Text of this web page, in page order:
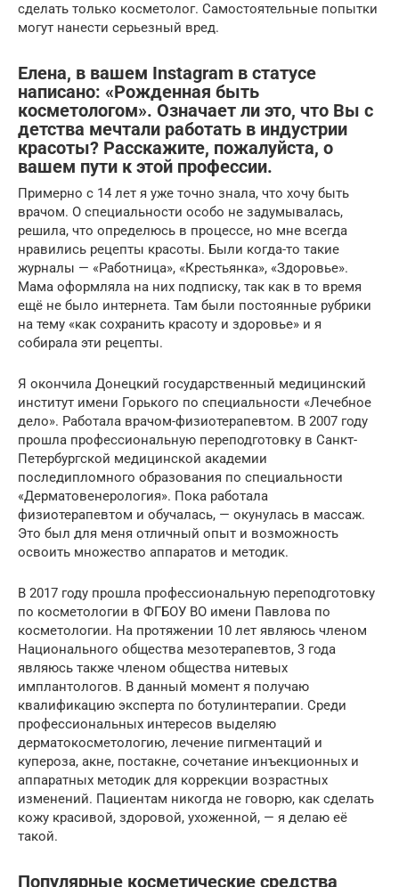
сделать только косметолог. Самостоятельные попытки
могут нанести серьезный вред.
Елена, в вашем Instagram в статусе
написано: «Рожденная быть
косметологом». Означает ли это, что Вы с
детства мечтали работать в индустрии
красоты? Расскажите, пожалуйста, о
вашем пути к этой профессии.
Примерно с 14 лет я уже точно знала, что хочу быть
врачом. О специальности особо не задумывалась,
решила, что определюсь в процессе, но мне всегда
нравились рецепты красоты. Были когда-то такие
журналы — «Работница», «Крестьянка», «Здоровье».
Мама оформляла на них подписку, так как в то время
ещё не было интернета. Там были постоянные рубрики
на тему «как сохранить красоту и здоровье» и я
собирала эти рецепты.
Я окончила Донецкий государственный медицинский
институт имени Горького по специальности «Лечебное
дело». Работала врачом-физиотерапевтом. В 2007 году
прошла профессиональную переподготовку в Санкт-
Петербургской медицинской академии
последипломного образования по специальности
«Дерматовенерология». Пока работала
физиотерапевтом и обучалась, — окунулась в массаж.
Это был для меня отличный опыт и возможность
освоить множество аппаратов и методик.
В 2017 году прошла профессиональную переподготовку
по косметологии в ФГБОУ ВО имени Павлова по
косметологии. На протяжении 10 лет являюсь членом
Национального общества мезотерапевтов, 3 года
являюсь также членом общества нитевых
имплантологов. В данный момент я получаю
квалификацию эксперта по ботулинтерапии. Среди
профессиональных интересов выделяю
дерматокосметологию, лечение пигментаций и
купероза, акне, постакне, сочетание инъекционных и
аппаратных методик для коррекции возрастных
изменений. Пациентам никогда не говорю, как сделать
кожу красивой, здоровой, ухоженной, — я делаю её
такой.
Популярные косметические средства